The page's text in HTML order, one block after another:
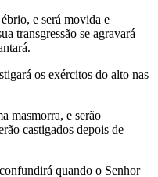
e será movida e
transgressão se agravará
os exércitos do alto nas
masmorra, e serão
castigados depois de
quando o Senhor